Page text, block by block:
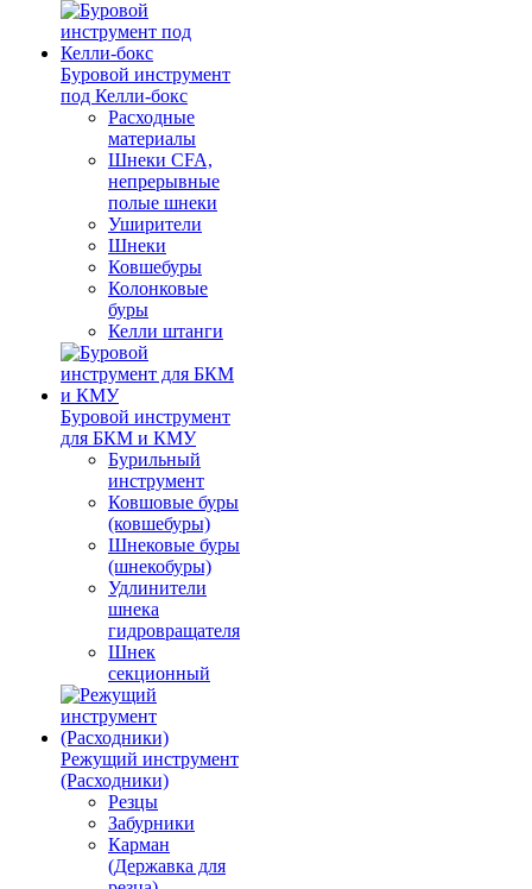
Буровой инструмент
под Келли-бокс
Расходные
материалы
Шнеки CFA,
непрерывные
полые шнеки
Уширители
Шнеки
Ковшебуры
Колонковые
буры
Келли штанги
Буровой инструмент
для БКМ и КМУ
Бурильный
инструмент
Ковшовые буры
(ковшебуры)
Шнековые буры
(шнекобуры)
Удлинители
шнека
гидровращателя
Шнек
секционный
Режущий инструмент
(Расходники)
Резцы
Забурники
Карман
(Державка для